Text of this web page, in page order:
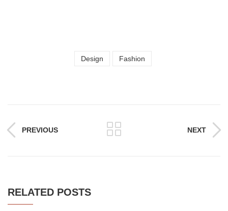
Design Fashion
PREVIOUS NEXT
RELATED POSTS